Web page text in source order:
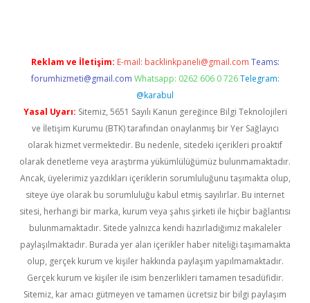
Reklam ve İletişim: E-mail: backlinkpaneli@gmail.com Teams:
forumhizmeti@gmail.com Whatsapp: 0262 606 0 726 Telegram:
@karabul
Yasal Uyarı: Sitemiz, 5651 Sayılı Kanun gereğince Bilgi Teknolojileri
ve İletişim Kurumu (BTK) tarafından onaylanmış bir Yer Sağlayıcı
olarak hizmet vermektedir. Bu nedenle, sitedeki içerikleri proaktif
olarak denetleme veya araştırma yükümlülüğümüz bulunmamaktadır.
Ancak, üyelerimiz yazdıkları içeriklerin sorumluluğunu taşımakta olup,
siteye üye olarak bu sorumluluğu kabul etmiş sayılırlar. Bu internet
sitesi, herhangi bir marka, kurum veya şahıs şirketi ile hiçbir bağlantısı
bulunmamaktadır. Sitede yalnızca kendi hazırladığımız makaleler
paylaşılmaktadır. Burada yer alan içerikler haber niteliği taşımamakta
olup, gerçek kurum ve kişiler hakkında paylaşım yapılmamaktadır.
Gerçek kurum ve kişiler ile isim benzerlikleri tamamen tesadüfidir.
Sitemiz, kar amacı gütmeyen ve tamamen ücretsiz bir bilgi paylaşım